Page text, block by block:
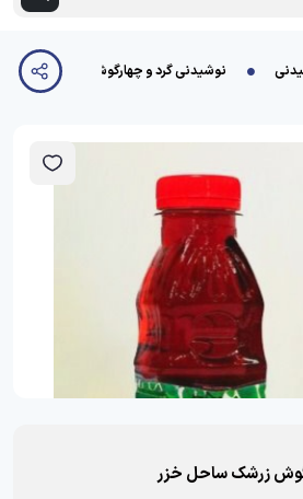
نوشیدنی گرد و چهارگوش زرشک ساحل
زرشک ساحل خزر